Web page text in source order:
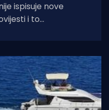
ispisuje nove
i to